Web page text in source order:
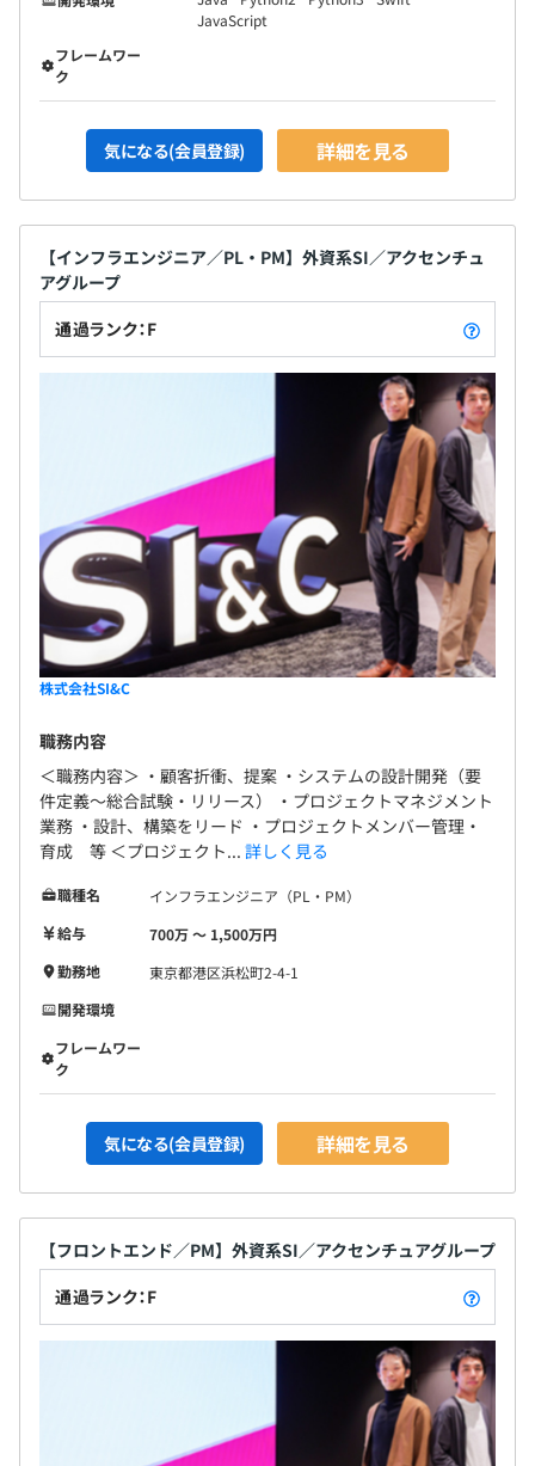
JavaScript
フレームワー
ク
気になる(会員登録) 詳細を見る
【インフラエンジニア／PL・PM】外資系SI／アクセンチュ
アグループ
通過ランク：F
株式会社SI&C
職務内容
＜職務内容＞ ・顧客折衝、提案 ・システムの設計開発（要
件定義～総合試験・リリース） ・プロジェクトマネジメント
業務 ・設計、構築をリード ・プロジェクトメンバー管理・
育成 等 ＜プロジェクト... 詳しく見る
職種名
インフラエンジニア（PL・PM）
給与
700万 〜 1,500万円
勤務地
東京都港区浜松町2-4-1
開発環境
フレームワー
ク
気になる(会員登録) 詳細を見る
【フロントエンド／PM】外資系SI／アクセンチュアグループ
通過ランク：F